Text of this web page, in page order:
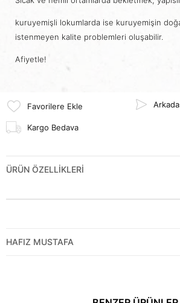
kuruyemişli lokumlarda ise kuruyemişin
istenmeyen kalite problemleri oluşabilir.
Afiyetle!
Favorilere Ekle
Kargo Bedava
ÜRÜN ÖZELLIKLERI
HAFIZ MUSTAFA